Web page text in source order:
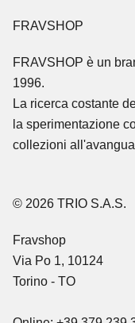
FRAVSHOP
FRAVSHOP è un
1996.
La ricerca costante
la sperimentazione
collezioni
© 2026 TRIO S.A.S.
Fravshop
Via Po 1, 10124
Torino - TO